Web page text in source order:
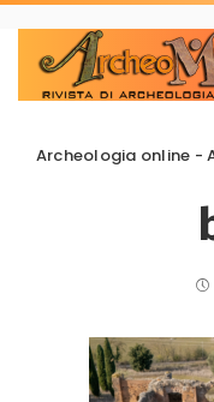
Archeologia online -